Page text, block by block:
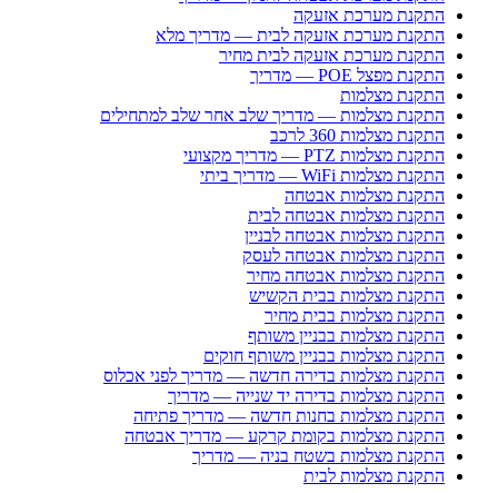
התקנת מערכת אזעקה
התקנת מערכת אזעקה לבית — מדריך מלא
התקנת מערכת אזעקה לבית מחיר
התקנת מפצל POE — מדריך
התקנת מצלמות
התקנת מצלמות — מדריך שלב אחר שלב למתחילים
התקנת מצלמות 360 לרכב
התקנת מצלמות PTZ — מדריך מקצועי
התקנת מצלמות WiFi — מדריך ביתי
התקנת מצלמות אבטחה
התקנת מצלמות אבטחה לבית
התקנת מצלמות אבטחה לבניין
התקנת מצלמות אבטחה לעסק
התקנת מצלמות אבטחה מחיר
התקנת מצלמות בבית הקשיש
התקנת מצלמות בבית מחיר
התקנת מצלמות בבניין משותף
התקנת מצלמות בבניין משותף חוקים
התקנת מצלמות בדירה חדשה — מדריך לפני אכלוס
התקנת מצלמות בדירה יד שנייה — מדריך
התקנת מצלמות בחנות חדשה — מדריך פתיחה
התקנת מצלמות בקומת קרקע — מדריך אבטחה
התקנת מצלמות בשטח בניה — מדריך
התקנת מצלמות לבית